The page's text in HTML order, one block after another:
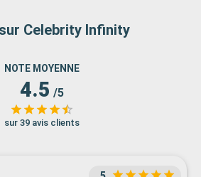
Celebrity Infinity
NOTE MOYENNE
4.5 /5
sur 39 avis clients